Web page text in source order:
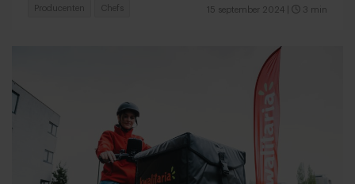
15 september 2024 3 min
Producenten Chefs